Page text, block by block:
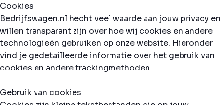
Cookies
Bedrijfswagen.nl hecht veel waarde aan jouw privacy en
willen transparant zijn over hoe wij cookies en andere
technologieën gebruiken op onze website. Hieronder
vind je gedetailleerde informatie over het gebruik van
cookies en andere trackingmethoden.
Gebruik van cookies